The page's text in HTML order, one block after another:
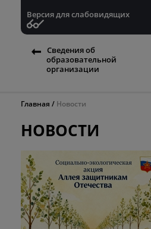
Версия для слабовидящих
Сведения об
образовательной
организации
Главная Новости
НОВОСТИ